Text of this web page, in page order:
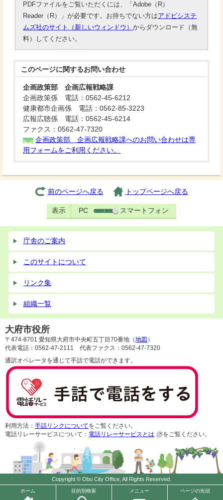
PDFファイルをご覧いただくには、「Adobe（R）
Reader（R）」が必要です。お持ちでない方はアドビシステ
ムズ社のサイト（新しいウィンドウ）からダウンロード（無
料）してください。
このページに関するお問い合わせ
企画政策部 企画広報戦略課
企画政策係 電話：0562-45-6212
健康都市企画係 電話：0562-85-3223
広報広聴係 電話：0562-45-6214
ファクス：0562-47-7320
企画政策部 企画広報戦略課へのお問い合わせは専
用フォームをご利用ください。
前のページへ戻る トップページへ戻る
表示 PC スマートフォン
ホーム 目的別検索 メニュー ページの先頭
庁舎のご案内
このサイトについて
リンク集
組織一覧
大府市役所
〒474-8701 愛知県大府市中央町五丁目70番地（地図 ）
代表電話：0562-47-2111 代表ファクス：0562-47-7320
通訳オペレータを通じて手話で電話ができます。
利用方法： 手話リンクについてをご覧ください。
電話リレーサービスについて： 電話リレーサービスとは をご覧ください。
Copyright © Obu City Office, All Rights Reserved.